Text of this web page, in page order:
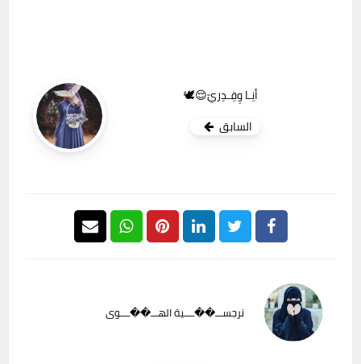
أنِـا وِقِـدِريّ😌🕊️
السابق
نرجســـ��ــــية الهـــ��ــــوى